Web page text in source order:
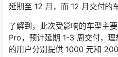
延期至 12 月，而 12 月交付的
了解到，此次受影响的车型主
Pro，预计延期 1-3 周交付，
的用户分别提供 1000 元和